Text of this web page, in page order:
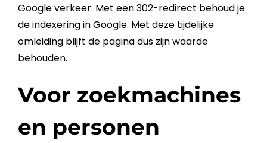
Googleverkeer. Met een302-redirect behoud je
de indexering inGoogle. Met deze tijdelijke
omleiding blijft de pagina dus zijn waarde
behouden.
Voor zoekmachines
en personen